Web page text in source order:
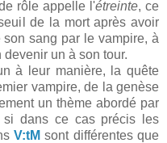
rôle appelle l'étreinte, ce
de la mort après avoir
sang par le vampire, à
un à son tour.
à leur manière, la quête
vampire, de la genèse
un thème abordé par
si dans ce cas précis les
V:tM sont différentes que